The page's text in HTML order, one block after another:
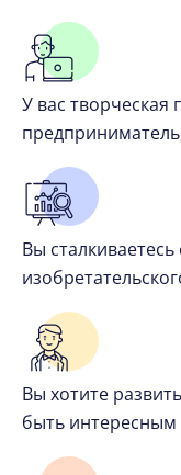
У вас творческая
Вы
Вы хотите
быть интересным